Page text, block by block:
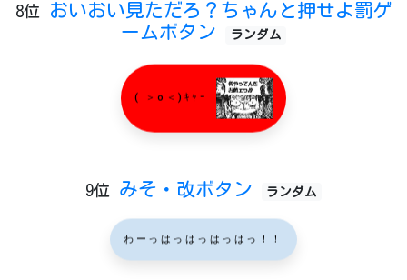
8位
おいおい見ただろ？ちゃんと押せよ罰ゲ
ームボタン
ランダム
( ＞o＜)ｷｬｰ
9位 みそ・改ボタン ランダム
わーっはっはっはっはっ！！